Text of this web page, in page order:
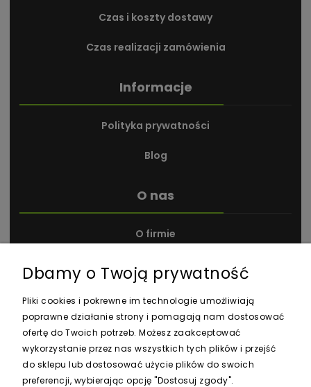
Czas i koszty dostawy
Czas realizacji zamówienia
Informacje
Polityka prywatności
Blog
O nas
O firmie
Kontakt i dane firmy
Dbamy o Twoją prywatność
Pliki cookies i pokrewne im technologie umożliwiają
poprawne działanie strony i pomagają nam dostosować
ofertę do Twoich potrzeb. Możesz zaakceptować
wykorzystanie przez nas wszystkich tych plików i przejść
do sklepu lub dostosować użycie plików do swoich
preferencji, wybierając opcję "Dostosuj zgody".